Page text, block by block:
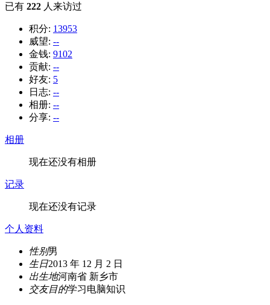
已有 222 人来访过
积分: 13953
威望: --
金钱: 9102
贡献: --
好友: 5
日志: --
相册: --
分享: --
相册
现在还没有相册
记录
现在还没有记录
个人资料
性别男
生日2013 年 12 月 2 日
出生地河南省 新乡市
交友目的学习电脑知识